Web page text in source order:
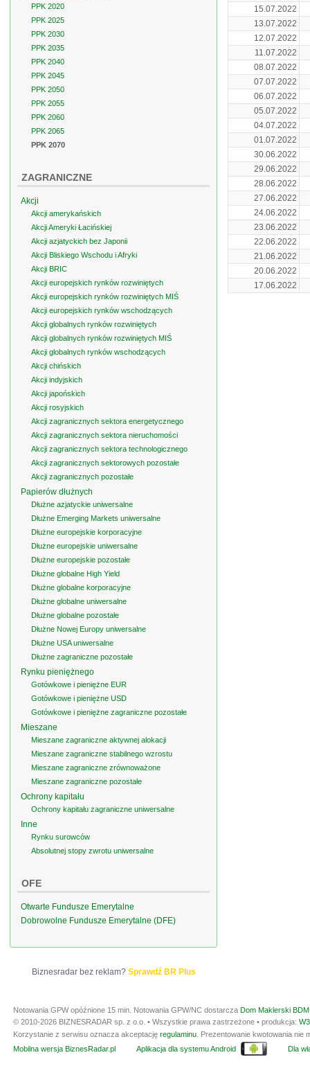
15.07.2022
13.07.2022
12.07.2022
11.07.2022
08.07.2022
07.07.2022
06.07.2022
05.07.2022
04.07.2022
01.07.2022
30.06.2022
29.06.2022
28.06.2022
27.06.2022
24.06.2022
23.06.2022
22.06.2022
21.06.2022
20.06.2022
17.06.2022
PPK 2020
PPK 2025
PPK 2030
PPK 2035
PPK 2040
PPK 2045
PPK 2050
PPK 2055
PPK 2060
PPK 2065
PPK 2070
ZAGRANICZNE
Akcji
Akcji amerykańskich
Akcji Ameryki Łacińskiej
Akcji azjatyckich bez Japonii
Akcji Bliskiego Wschodu i Afryki
Akcji BRIC
Akcji europejskich rynków rozwiniętych
Akcji europejskich rynków rozwiniętych MIŚ
Akcji europejskich rynków wschodzących
Akcji globalnych rynków rozwiniętych
Akcji globalnych rynków rozwiniętych MIŚ
Akcji globalnych rynków wschodzących
Akcji chińskich
Akcji indyjskich
Akcji japońskich
Akcji rosyjskich
Akcji zagranicznych sektora energetycznego
Akcji zagranicznych sektora nieruchomości
Akcji zagranicznych sektora technologicznego
Akcji zagranicznych sektorowych pozostałe
Akcji zagranicznych pozostałe
Papierów dłużnych
Dłużne azjatyckie uniwersalne
Dłużne Emerging Markets uniwersalne
Dłużne europejskie korporacyjne
Dłużne europejskie uniwersalne
Dłużne europejskie pozostałe
Dłużne globalne High Yield
Dłużne globalne korporacyjne
Dłużne globalne uniwersalne
Dłużne globalne pozostałe
Dłużne Nowej Europy uniwersalne
Dłużne USA uniwersalne
Dłużne zagraniczne pozostałe
Rynku pieniężnego
Gotówkowe i pieniężne EUR
Gotówkowe i pieniężne USD
Gotówkowe i pieniężne zagraniczne pozostałe
Mieszane
Mieszane zagraniczne aktywnej alokacji
Mieszane zagraniczne stabilnego wzrostu
Mieszane zagraniczne zrównoważone
Mieszane zagraniczne pozostałe
Ochrony kapitału
Ochrony kapitału zagraniczne uniwersalne
Inne
Rynku surowców
Absolutnej stopy zwrotu uniwersalne
OFE
Otwarte Fundusze Emerytalne
Dobrowolne Fundusze Emerytalne (DFE)
Biznesradar bez reklam? Sprawdź BR Plus
Notowania GPW opóźnione 15 min. Notowania GPW/NC dostarcza Dom Maklerski
© 2010-2026 BIZNESRADAR sp. z o.o. • Wszystkie prawa zastrzeżone • produkcja:
Korzystanie z serwisu oznacza akceptację regulaminu . Prezentowanie kwotowania
Mobilna wersja BiznesRadar.pl
Aplikacja dla systemu Android Dla